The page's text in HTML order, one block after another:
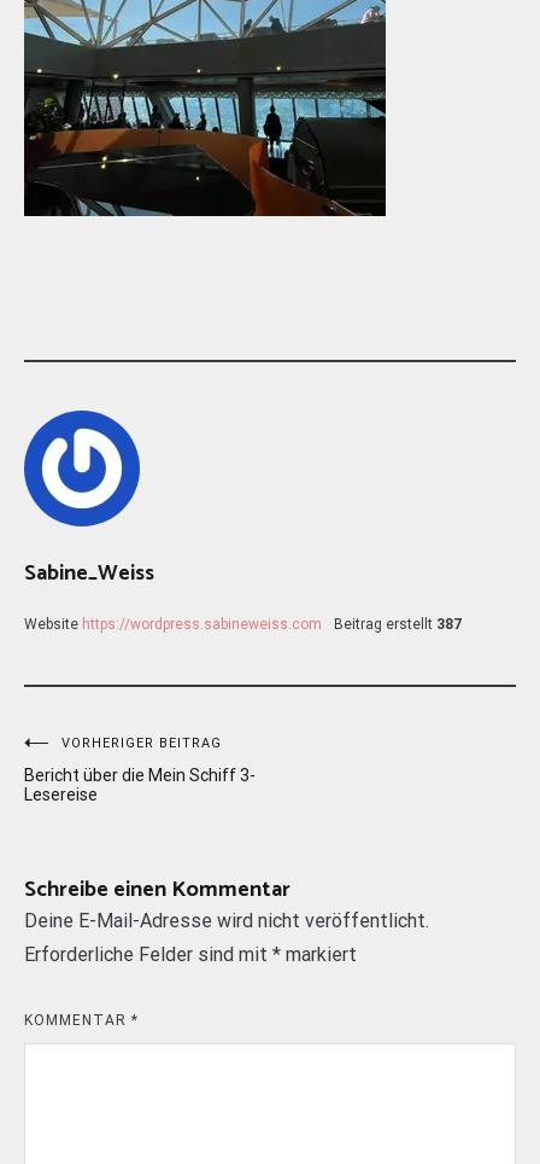
Sabine_Weiss
Website https://wordpress.sabineweiss.com Beitrag erstellt 387
Beitragsnavigation
VORHERIGER BEITRAG
Bericht über die Mein Schiff 3-
Lesereise
Schreibe einen Kommentar
Deine E-Mail-Adresse wird nicht veröffentlicht.
Erforderliche Felder sind mit * markiert
KOMMENTAR *